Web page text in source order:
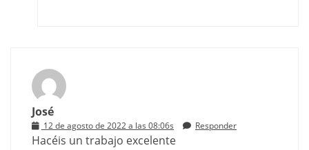
José
12 de agosto de 2022 a las 08:06s Responder
Hacéis un trabajo excelente